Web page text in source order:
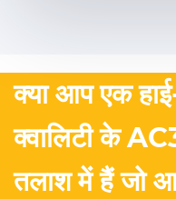
क्या आप एक
क्वालिटी के
तलाश में हैं जो